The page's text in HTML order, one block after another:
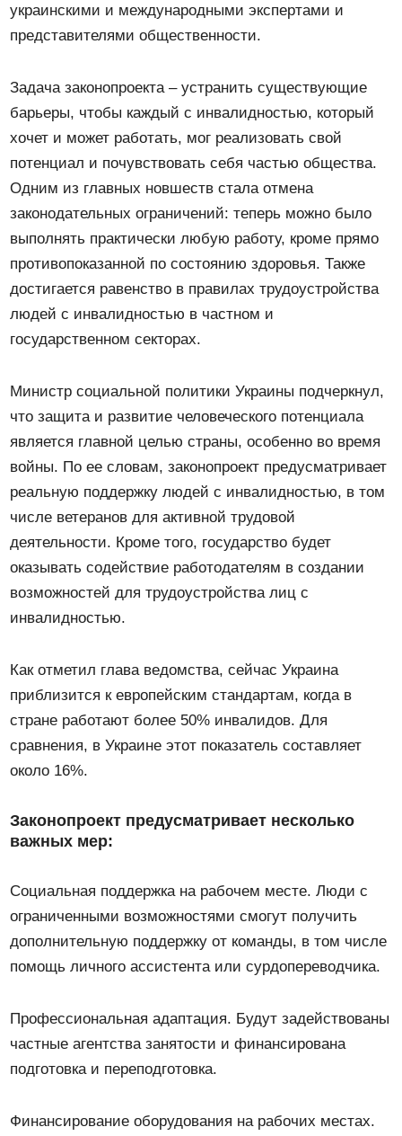
украинскими и международными экспертами и
представителями общественности.
Задача законопроекта – устранить существующие
барьеры, чтобы каждый с инвалидностью, который
хочет и может работать, мог реализовать свой
потенциал и почувствовать себя частью общества.
Одним из главных новшеств стала отмена
законодательных ограничений: теперь можно было
выполнять практически любую работу, кроме прямо
противопоказанной по состоянию здоровья. Также
достигается равенство в правилах трудоустройства
людей с инвалидностью в частном и
государственном секторах.
Министр социальной политики Украины подчеркнул,
что защита и развитие человеческого потенциала
является главной целью страны, особенно во время
войны. По ее словам, законопроект предусматривает
реальную поддержку людей с инвалидностью, в том
числе ветеранов для активной трудовой
деятельности. Кроме того, государство будет
оказывать содействие работодателям в создании
возможностей для трудоустройства лиц с
инвалидностью.
Как отметил глава ведомства, сейчас Украина
приблизится к европейским стандартам, когда в
стране работают более 50% инвалидов. Для
сравнения, в Украине этот показатель составляет
около 16%.
Законопроект предусматривает несколько
важных мер:
Социальная поддержка на рабочем месте. Люди с
ограниченными возможностями смогут получить
дополнительную поддержку от команды, в том числе
помощь личного ассистента или сурдопереводчика.
Профессиональная адаптация. Будут задействованы
частные агентства занятости и финансирована
подготовка и переподготовка.
Финансирование оборудования на рабочих местах.